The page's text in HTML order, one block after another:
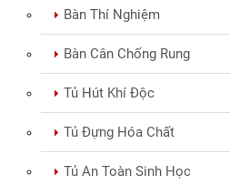
Bàn Thí Nghiệm
Bàn Cân Chống Rung
Tủ Hút Khí Độc
Tủ Đựng Hóa Chất
Tủ An Toàn Sinh Học